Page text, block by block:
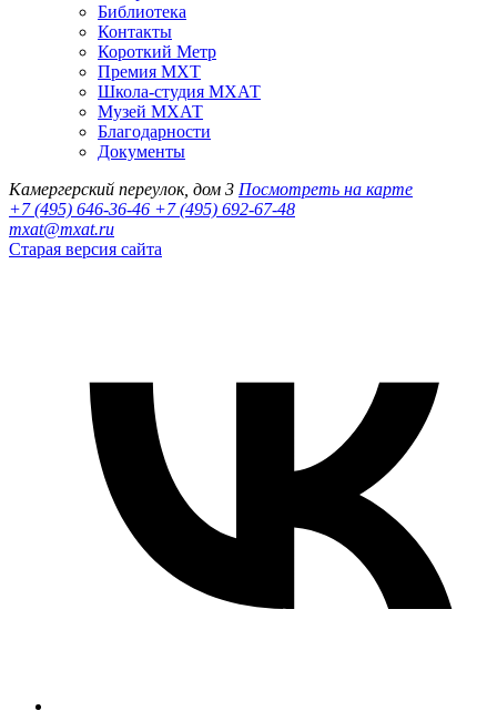
Библиотека
Контакты
Короткий Метр
Премия МХТ
Школа-студия МХАТ
Музей МХАТ
Благодарности
Документы
Камергерский переулок, дом 3 Посмотреть на карте
+7 (495) 646-36-46 +7 (495) 692-67-48‬
mxat@mxat.ru
Старая версия сайта